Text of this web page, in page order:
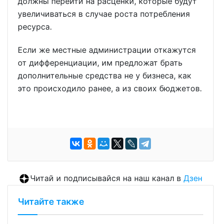
увеличиваться в случае роста потребления
ресурса.
Если же местные администрации откажутся
от дифференциации, им предложат брать
дополнительные средства не у бизнеса, как
это происходило ранее, а из своих бюджетов.
Читай и подписывайся на наш канал в Дзен
Читайте также